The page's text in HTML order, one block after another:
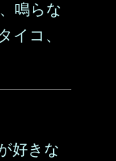
鳴らな
イコ、
好きな